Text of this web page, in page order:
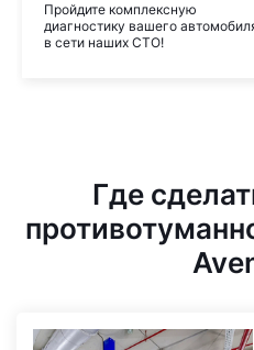
Пройдите комплексную
диагностику вашего
в сети наших СТО!
Где